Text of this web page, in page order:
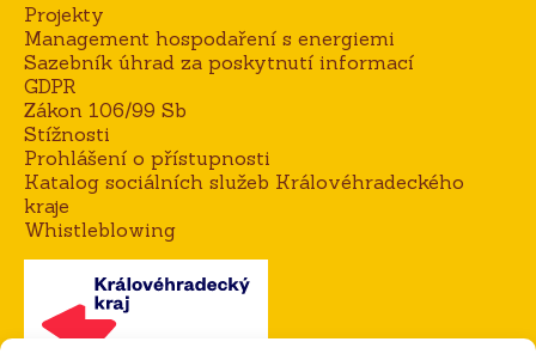
Projekty
Management hospodaření s energiemi
Sazebník úhrad za poskytnutí informací
GDPR
Zákon 106/99 Sb
Stížnosti
Prohlášení o přístupnosti
Katalog sociálních služeb Královéhradeckého
kraje
Whistleblowing